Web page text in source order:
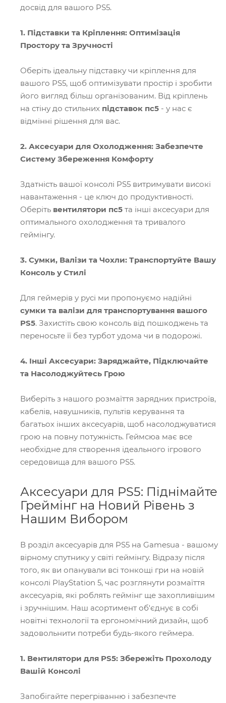
досвід для вашого PS5.
1. Підставки та Кріплення: Оптимізація
Простору та Зручності
Оберіть ідеальну підставку чи кріплення для
вашого PS5, щоб оптимізувати простір і зробити
його вигляд більш організованим. Від кріплень
на стіну до стильних підставок пс5 - у нас є
відмінні рішення для вас.
2. Аксесуари для Охолодження: Забезпечте
Систему Збереження Комфорту
Здатність вашої консолі PS5 витримувати високі
навантаження - це ключ до продуктивності.
Оберіть вентилятори пс5 та інші аксесуари для
оптимального охолодження та тривалого
геймінгу.
3. Сумки, Валізи та Чохли: Транспортуйте Вашу
Консоль у Стилі
Для геймерів у русі ми пропонуємо надійні
сумки та валізи для транспортування вашого
PS5. Захистіть свою консоль від пошкоджень та
переносьте її без турбот удома чи в подорожі.
4. Інші Аксесуари: Заряджайте, Підключайте
та Насолоджуйтесь Грою
Виберіть з нашого розмаїття зарядних пристроїв,
кабелів, навушників, пультів керування та
багатьох інших аксесуарів, щоб насолоджуватися
грою на повну потужність. Геймсюа має все
необхідне для створення ідеального ігрового
середовища для вашого PS5.
Аксесуари для PS5: Піднімайте
Греймінг на Новий Рівень з
Нашим Вибором
В розділ аксесуарів для PS5 на Gamesua - вашому
вірному спутнику у світі геймінгу. Відразу після
того, як ви опанували всі тонкощі гри на новій
консолі PlayStation 5, час розглянути розмаїття
аксесуарів, які роблять геймінг ще захопливішим
і зручнішим. Наш асортимент об'єднує в собі
новітні технології та ергономічний дизайн, щоб
задовольнити потреби будь-якого геймера.
1. Вентилятори для PS5: Збережіть Прохолоду
Вашій Консолі
Запобігайте перегріванню і забезпечте